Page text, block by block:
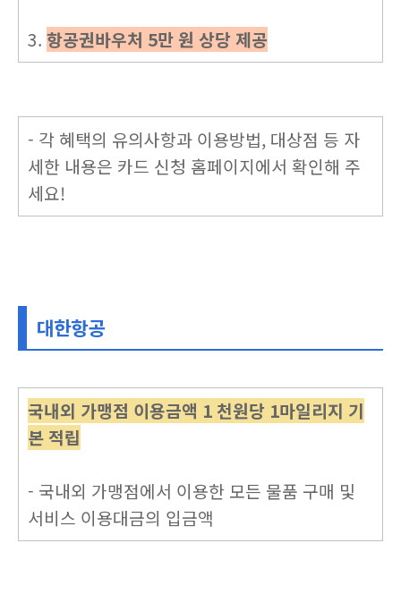
3. 항공권바우처 5만 원 상당 제공
- 각 혜택의 유의사항과 이용방법, 대상점 등 자
세한 내용은 카드 신청 홈페이지에서 확인해 주
세요!
대한항공
국내외 가맹점 이용금액 1 천원당 1마일리지 기
본 적립
- 국내외 가맹점에서 이용한 모든 물품 구매 및
서비스 이용대금의 입금액